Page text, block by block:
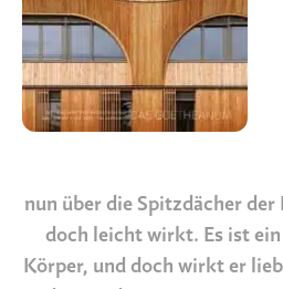
nun über die Spitzdächer
doch leicht wirkt. Es ist
Körper, und doch wirkt er